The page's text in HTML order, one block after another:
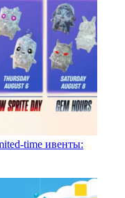
time ивенты: